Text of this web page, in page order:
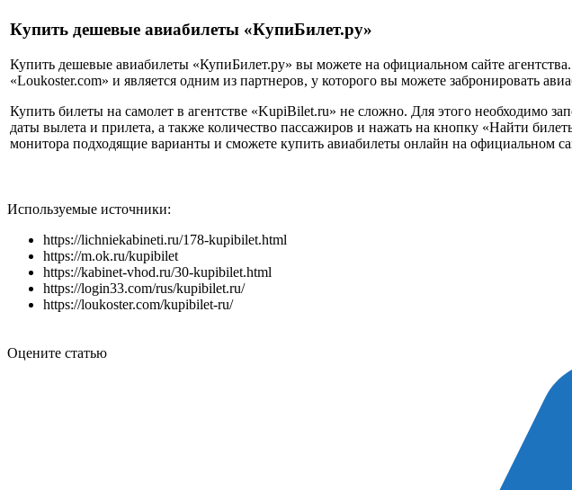
Купить дешевые авиабилеты «КупиБилет.ру»
Купить дешевые авиабилеты «КупиБилет.ру» вы можете на официальном сайте
«Loukoster.com» и является одним из партнеров, у которого вы можете забронировать
Купить билеты на самолет в агентстве «KupiBilet.ru» не сложно. Для этого необходимо
даты вылета и прилета, а также количество пассажиров и нажать на кнопку «Найти
монитора подходящие варианты и сможете купить авиабилеты онлайн на официальном
Используемые источники:
https://lichniekabineti.ru/178-kupibilet.html
https://m.ok.ru/kupibilet
https://kabinet-vhod.ru/30-kupibilet.html
https://login33.com/rus/kupibilet.ru/
https://loukoster.com/kupibilet-ru/
Оцените статью